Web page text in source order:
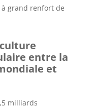
grand renfort de
entre la
et
milliards